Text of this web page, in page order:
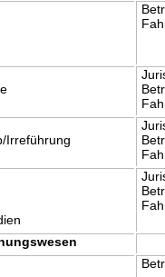
Irreführung